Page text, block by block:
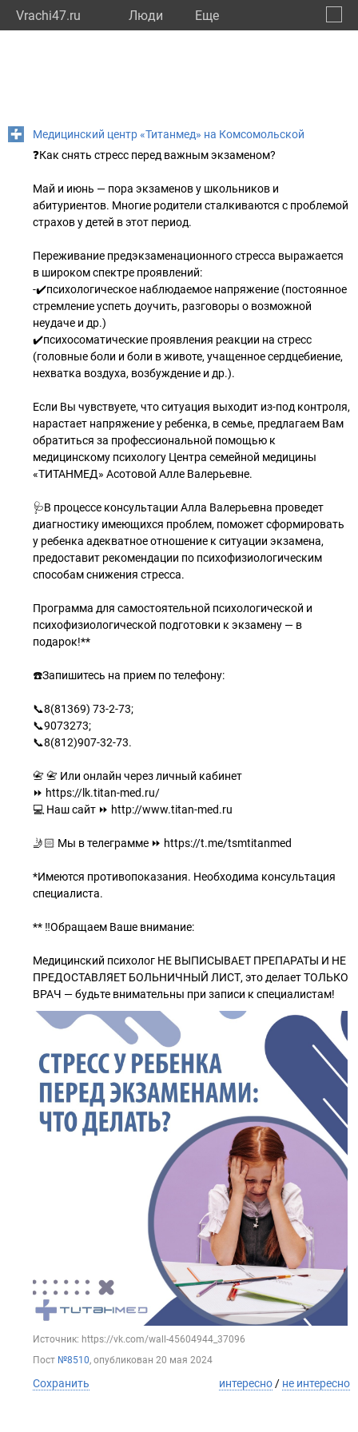
Vrachi47.ru Люди Eще
Медицинский центр «Титанмед» на Комсомольской
❓Как снять стресс перед важным экзаменом?
Май и июнь — пора экзаменов у школьников и
абитуриентов. Многие родители сталкиваются с проблемой
страхов у детей в этот период.
Переживание предэкзаменационного стресса выражается
в широком спектре проявлений:
-✔️психологическое наблюдаемое напряжение (постоянное
стремление успеть доучить, разговоры о возможной
неудаче и др.)
✔️психосоматические проявления реакции на стресс
(головные боли и боли в животе, учащенное сердцебиение,
нехватка воздуха, возбуждение и др.).
Если Вы чувствуете, что ситуация выходит из-под контроля,
нарастает напряжение у ребенка, в семье, предлагаем Вам
обратиться за профессиональной помощью к
медицинскому психологу Центра семейной медицины
«ТИТАНМЕД» Асотовой Алле Валерьевне.
🩺В процессе консультации Алла Валерьевна проведет
диагностику имеющихся проблем, поможет сформировать
у ребенка адекватное отношение к ситуации экзамена,
предоставит рекомендации по психофизиологическим
способам снижения стресса.
Программа для самостоятельной психологической и
психофизиологической подготовки к экзамену — в
подарок!**
☎️Запишитесь на прием по телефону:
📞8(81369) 73-2-73;
📞9073273;
📞8(812)907-32-73.
📇 📇 Или онлайн через личный кабинет
⏩ https://lk.titan-med.ru/
💻 Наш сайт ⏩ http://www.titan-med.ru
🤳🏻 Мы в телеграмме ⏩ https://t.me/tsmtitanmed
*Имеются противопоказания. Необходима консультация
специалиста.
** ‼️Обращаем Ваше внимание:
Медицинский психолог НЕ ВЫПИСЫВАЕТ ПРЕПАРАТЫ И НЕ
ПРЕДОСТАВЛЯЕТ БОЛЬНИЧНЫЙ ЛИСТ, это делает ТОЛЬКО
ВРАЧ — будьте внимательны при записи к специалистам!
Источник: https://vk.com/wall-45604944_37096
Пост №8510, опубликован 20 мая 2024
Сохранить интересно / не интересно